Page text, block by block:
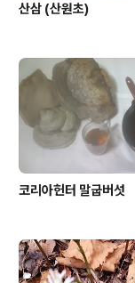
산삼 (산원초)
코리아헌터 말굽버섯